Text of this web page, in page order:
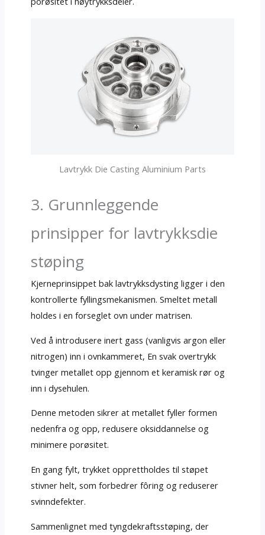
Lavtrykk Die Casting Aluminium Parts
3. Grunnleggende
prinsipper for lavtrykksdie
støping
Kjerneprinsippet bak lavtrykksdysting ligger i den
kontrollerte fyllingsmekanismen. Smeltet metall
holdes i en forseglet ovn under matrisen.
Ved å introdusere inert gass (vanligvis argon eller
nitrogen) inn i ovnkammeret, En svak overtrykk
tvinger metallet opp gjennom et keramisk rør og
inn i dysehulen.
Denne metoden sikrer at metallet fyller formen
nedenfra og opp, redusere oksiddannelse og
minimere porøsitet.
En gang fylt, trykket opprettholdes til støpet
stivner helt, som forbedrer fôring og reduserer
svinndefekter.
Sammenlignet med tyngdekraftsstøping, der